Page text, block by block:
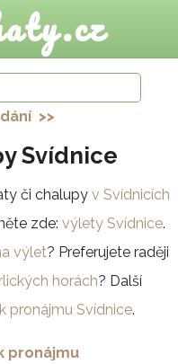
>>
Svídnice
či chalupy v Svídnicích
zde: výlety Svídnice.
výlet? Preferujete raději
horách? Další
pronájmu Svídnice.
pronájmu